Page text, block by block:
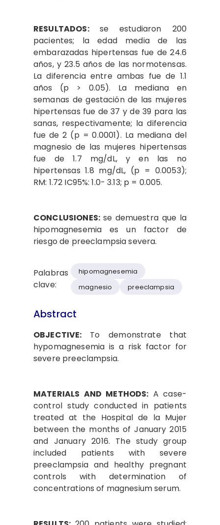
RESULTADOS: se estudiaron 200
pacientes; la edad media de las
embarazadas hipertensas fue de 24.6
años, y 23.5 años de las normotensas.
La diferencia entre ambas fue de 1.1
años (p > 0.05). La mediana en
semanas de gestación de las mujeres
hipertensas fue de 37 y de 39 para las
sanas, respectivamente; la diferencia
fue de 2 (p = 0.0001). La mediana del
magnesio de las mujeres hipertensas
fue de 1.7 mg/dL, y en las no
hipertensas 1.8 mg/dL, (p = 0.0053);
RM: 1.72 IC95%: 1.0- 3.13; p = 0.005.
CONCLUSIONES: se demuestra que la
hipomagnesemia es un factor de
riesgo de preeclampsia severa.
Palabras
clave:
hipomagnesemia
magnesio
preeclampsia
Abstract
OBJECTIVE: To demonstrate that
hypomagnesemia is a risk factor for
severe preeclampsia.
MATERIALS AND METHODS: A case-
control study conducted in patients
treated at the Hospital de la Mujer
between the months of January 2015
and January 2016. The study group
included patients with severe
preeclampsia and healthy pregnant
controls with determination of
concentrations of magnesium serum.